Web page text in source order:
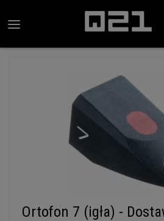
Ortofon 7 (igła) -